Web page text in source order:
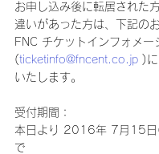
お申し込み後に転居された
違いがあった方は、下記の
FNC チケットインフォメー
(ticketinfo@fncent.co.jp )
いたします。
受付期間：
本日より 2016年 7月15
で